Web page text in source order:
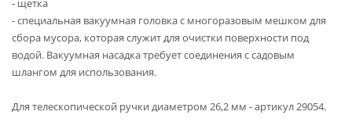
- щетка
- специальная вакуумная головка с многоразовым мешком для
сбора мусора, которая служит для очистки поверхности под
водой. Вакуумная насадка требует соединения с садовым
шлангом для использования.
Для телескопической ручки диаметром 26,2 мм - артикул 29054.